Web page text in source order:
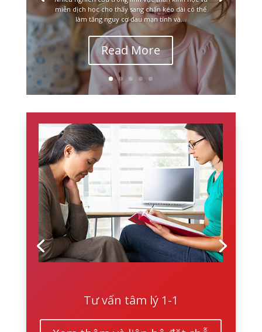
miễn dịch học cho thấy sang chấn kéo dài có thể
làm tăng nguy cơ đau mạn tính và...
Read More
Tư vấn tâm lý 1-1